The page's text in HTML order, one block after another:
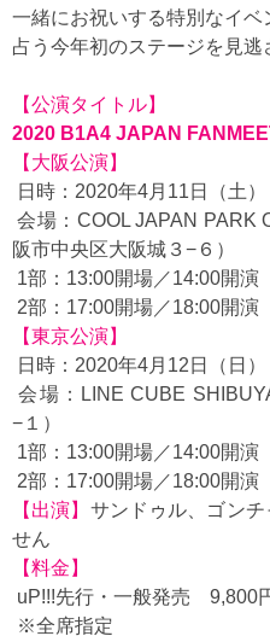
一緒にお祝いする特別なイ
占う今年初のステージを見逃
【公演タイトル】
2020 B1A4 JAPAN
【大阪公演】
日時：2020年4月11日（土）
会場：COOL JAPAN PARK
阪市中央区大阪城３−６）
1部：13:00開場／14:00開演
2部：17:00開場／18:00開演
【東京公演】
日時：2020年4月12日（日）
会場：LINE CUBE
−１）
1部：13:00開場／14:00開演
2部：17:00開場／18:00開演
【出演】 サンドゥル、ゴン
せん
【料金】
uP!!!先行・一般発売 9,800
※全席指定